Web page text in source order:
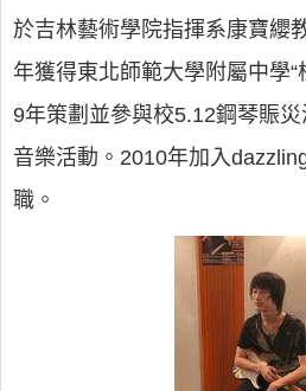
於吉林藝術學院指揮系康寶纓
年獲得東北師範大學附屬中學“
9年策劃並參與校5.12鋼琴賑
音樂活動。2010年加入
職。